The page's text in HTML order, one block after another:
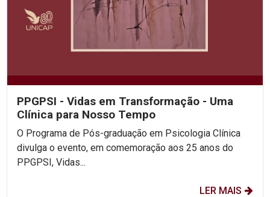
PPGPSI - Vidas em Transformação - Uma
Clínica para Nosso Tempo
O Programa de Pós-graduação em Psicologia Clínica
divulga o evento, em comemoração aos 25 anos do
PPGPSI, Vidas...
LER MAIS